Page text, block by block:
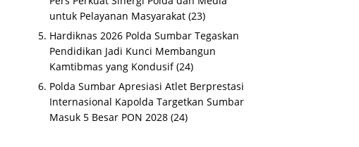
untuk Pelayanan Masyarakat (23)
Hardiknas 2026 Polda Sumbar Tegaskan
Pendidikan Jadi Kunci Membangun
Kamtibmas yang Kondusif (24)
Polda Sumbar Apresiasi Atlet Berprestasi
Internasional Kapolda Targetkan Sumbar
Masuk 5 Besar PON 2028 (24)